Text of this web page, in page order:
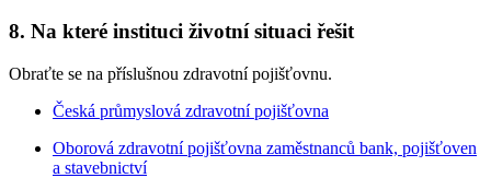
8. Na které instituci životní situaci řešit
Obraťte se na příslušnou zdravotní pojišťovnu.
Česká průmyslová zdravotní pojišťovna
Oborová zdravotní pojišťovna zaměstnanců bank, pojišťoven
a stavebnictví